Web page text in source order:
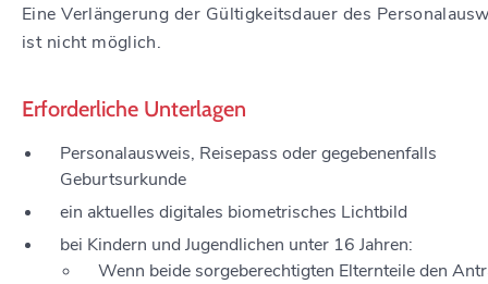
Eine Verlängerung der Gültigkeitsdauer des
ist nicht möglich.
Erforderliche Unterlagen
Personalausweis, Reisepass odergegebenenfalls
Geburtsurkunde
ein aktuelles digitales biometrisches Lichtbild
bei Kindern und Jugendlichen unter 16 Jahren:
Wenn beide sorgeberechtigten Elternteile den